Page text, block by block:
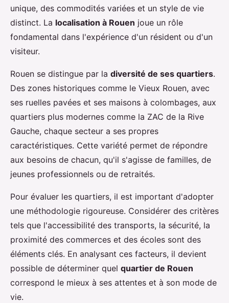
unique, des commodités variées et un style de vie
distinct. La localisation à Rouen joue un rôle
fondamental dans l'expérience d'un résident ou d'un
visiteur.
Rouen se distingue par la diversité de ses quartiers.
Des zones historiques comme le Vieux Rouen, avec
ses ruelles pavées et ses maisons à colombages, aux
quartiers plus modernes comme la ZAC de la Rive
Gauche, chaque secteur a ses propres
caractéristiques. Cette variété permet de répondre
aux besoins de chacun, qu'il s'agisse de familles, de
jeunes professionnels ou de retraités.
Pour évaluer les quartiers, il est important d'adopter
une méthodologie rigoureuse. Considérer des critères
tels que l'accessibilité des transports, la sécurité, la
proximité des commerces et des écoles sont des
éléments clés. En analysant ces facteurs, il devient
possible de déterminer quel quartier de Rouen
correspond le mieux à ses attentes et à son mode de
vie.